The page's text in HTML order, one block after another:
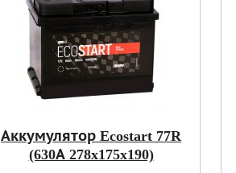
Аккумулятор Ecostart 77R
(630А 278x175x190)